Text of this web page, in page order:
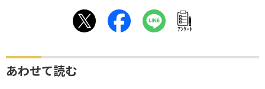
ｱﾝｹｰﾄ
あわせて読む